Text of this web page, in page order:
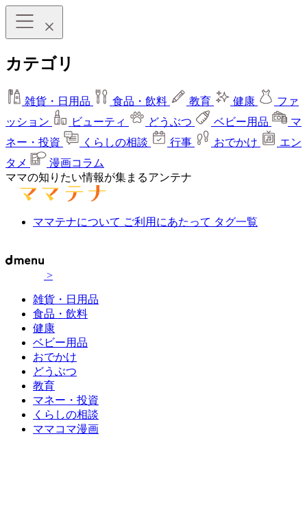
カテゴリ
雑貨・日用品 食品・飲料 教育 健康
ファ
ッション
ビューティ どうぶつ ベビー用品
マ
ネー・投資
くらしの相談 行事 おでかけ
エン
タメ
漫画コラム
ママの知りたい情報が集まるアンテナ
ママテナについて ご利用にあたって タグ一覧
>
雑貨・日用品
食品・飲料
健康
ベビー用品
おでかけ
どうぶつ
教育
マネー・投資
くらしの相談
ママコマ漫画